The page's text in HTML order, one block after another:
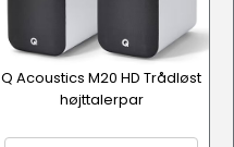
Q Acoustics M20 HD Trådløst
højttalerpar